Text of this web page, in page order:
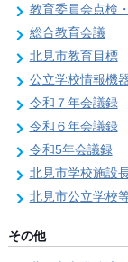
教育委員会点検
総合教育会議
北見市教育目標
公立学校情報機
令和７年会議録
令和６年会議録
令和5年会議録
北見市学校施設
北見市公立学校
その他